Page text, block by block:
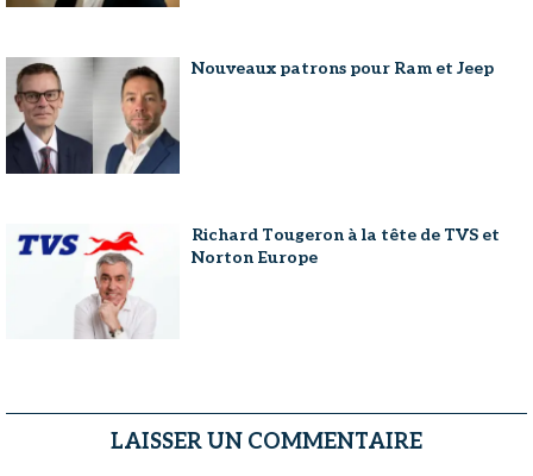
Nouveaux patrons pour Ram et Jeep
Richard Tougeron à la tête de TVS et
Norton Europe
LAISSER UN COMMENTAIRE